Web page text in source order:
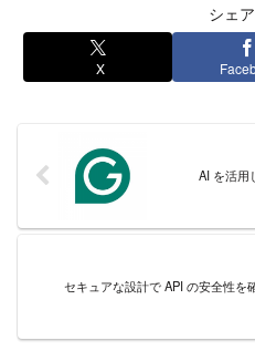
シェ
X
AI を活用
セキュアな設計で API の安全性を